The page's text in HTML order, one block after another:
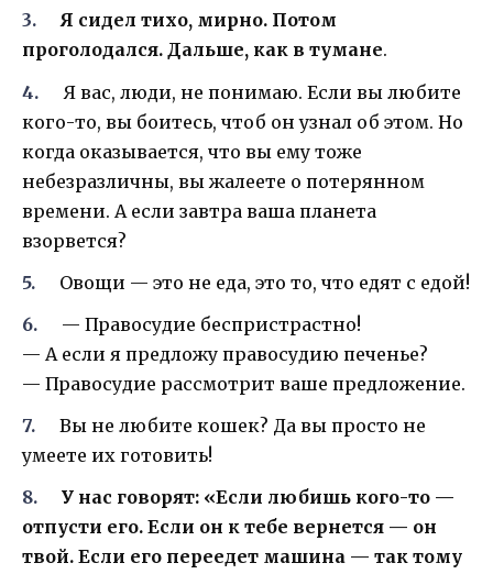
Я сидел тихо, мирно. Потом
проголодался. Дальше, как в тумане.
Я вас, люди, не понимаю. Если вы любите
кого-то, вы боитесь, чтоб он узнал об этом. Но
когда оказывается, что вы ему тоже
небезразличны, вы жалеете о потерянном
времени. А если завтра ваша планета
взорвется?
Овощи — это не еда, это то, что едят с едой!
— Правосудие беспристрастно!
— А если я предложу правосудию печенье?
— Правосудие рассмотрит ваше предложение.
Вы не любите кошек? Да вы просто не
умеете их готовить!
У нас говорят: «Если любишь кого-то —
отпусти его. Если он к тебе вернется — он
твой. Если его переедет машина — так тому